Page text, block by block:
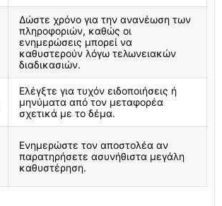
Δώστε χρόνο για την ανανέωση των
πληροφοριών, καθώς οι
ενημερώσεις μπορεί να
καθυστερούν λόγω τελωνειακών
διαδικασιών.
Ελέγξτε για τυχόν ειδοποιήσεις ή
μηνύματα από τον μεταφορέα
σχετικά με το δέμα.
Ενημερώστε τον αποστολέα αν
παρατηρήσετε ασυνήθιστα μεγάλη
καθυστέρηση.